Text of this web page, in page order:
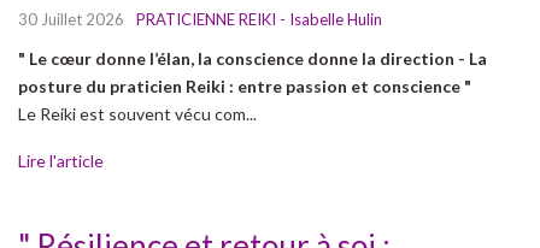
30 Juillet 2026 PRATICIENNE REIKI - Isabelle Hulin
" Le cœur donne l’élan, la conscience donne la direction - La
posture du praticien Reiki : entre passion et conscience "
Le Reiki est souvent vécu com...
Lire l'article